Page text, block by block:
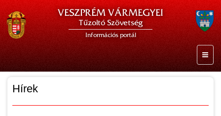
VESZPRÉM VÁRMEGYEI
Tűzoltó Szövetség
Információs portál
Hírek